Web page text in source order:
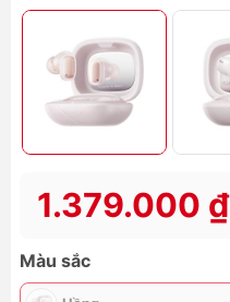
1.379.000 ₫
Màu sắc